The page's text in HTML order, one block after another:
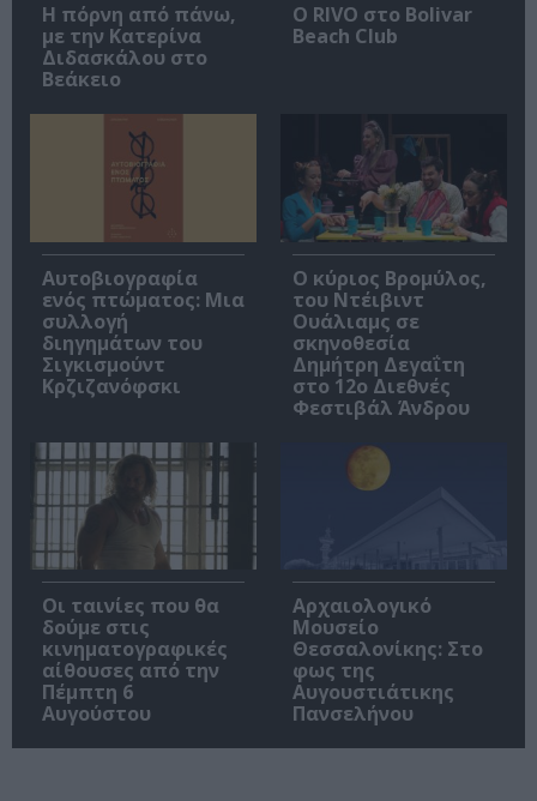
Η πόρνη από πάνω,
με την Κατερίνα
Διδασκάλου στο
Βεάκειο
Ο RIVO στο Bolivar
Beach Club
Αυτοβιογραφία
ενός πτώματος: Μια
συλλογή
διηγημάτων του
Σιγκισμούντ
Κρζιζανόφσκι
O κύριος Βρομύλος,
του Ντέιβιντ
Ουάλιαμς σε
σκηνοθεσία
Δημήτρη Δεγαΐτη
στο 12ο Διεθνές
Φεστιβάλ Άνδρου
Οι ταινίες που θα
δούμε στις
κινηματογραφικές
αίθουσες από την
Πέμπτη 6
Αυγούστου
Αρχαιολογικό
Μουσείο
Θεσσαλονίκης: Στο
φως της
Αυγουστιάτικης
Πανσελήνου